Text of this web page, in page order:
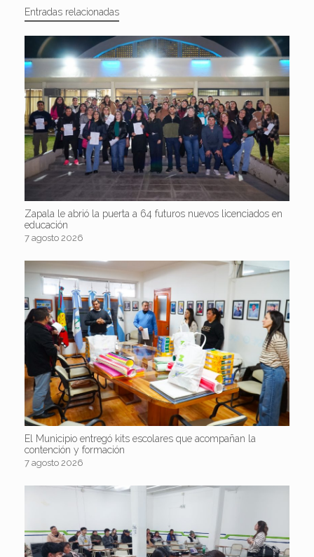
Entradas relacionadas
Zapala le abrió la puerta a 64 futuros nuevos licenciados en
educación
7 agosto 2026
El Municipio entregó kits escolares que acompañan la
contención y formación
7 agosto 2026